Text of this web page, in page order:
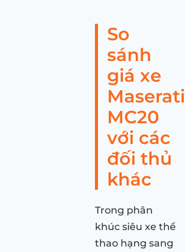
So
sánh
giá xe
Maserati
MC20
với các
đối thủ
khác
Trong phân
khúc siêu xe thể
thao hạng sang